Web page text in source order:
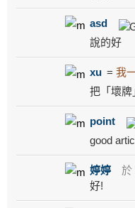
asd
說的好
xu =我
把「壞牌
point
good
婷婷
於
好!